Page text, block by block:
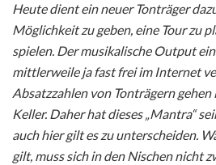
Heute dient ein neuer Tonträger
Möglichkeit zu geben, eine Tour zu
spielen. Der musikalische Output
mittlerweile ja fast frei im Internet
Absatzzahlen von Tonträgern
Keller. Daher hat dieses „Mantra“
auch hier gilt es zu unterscheiden.
gilt, muss sich in den Nischen nicht